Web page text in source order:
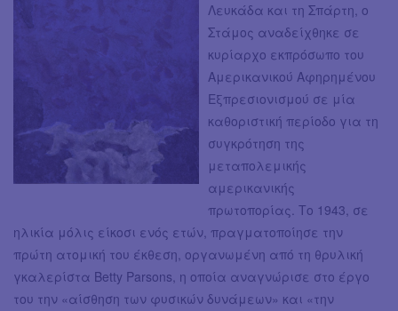
Λευκάδα και τη Σπάρτη, ο
Στάμος αναδείχθηκε σε
κυρίαρχο εκπρόσωπο του
Αμερικανικού Αφηρημένου
Εξπρεσιονισμού σε μία
καθοριστική περίοδο για τη
συγκρότηση της
μεταπολεμικής
αμερικανικής
πρωτοπορίας. Το 1943, σε
ηλικία μόλις είκοσι ενός ετών, πραγματοποίησε την
πρώτη ατομική του έκθεση, οργανωμένη από τη θρυλική
γκαλερίστα Betty Parsons, η οποία αναγνώρισε στο έργο
του την «αίσθηση των φυσικών δυνάμεων» και «την